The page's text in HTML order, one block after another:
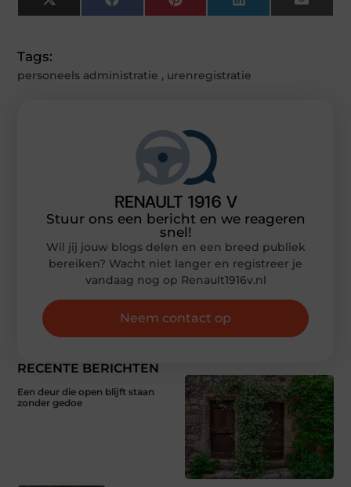
X
(Twitter)
FacebookPinterestLinkedInEmail
Tags:
personeels administratie , urenregistratie
RECENTE BERICHTEN
Een deur die open blijft staan
zonder gedoe
Stuur ons een bericht en we reageren
snel!
Wil jij jouw blogs delen en een breed publiek
bereiken? Wacht niet langer en registreer je
vandaag nog op Renault1916v.nl
Neem contact op